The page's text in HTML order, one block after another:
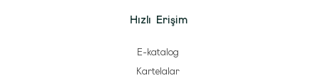
Hızlı Erişim
E-katalog
Kartelalar